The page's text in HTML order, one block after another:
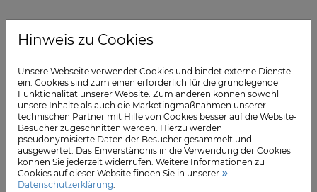
Auch die Patienten profitieren von der
Ausbildungsstation: Die Personalstärke in der
Pflegeeinheit ist durch die Auszubildenden und das
Stationspersonal nahezu verdoppelt. Die
Auszubildenden werden bei allen Tätigkeiten von
qualifizierten Mitarbeitenden begleitet, die jederzeit als
Ansprechpartner zur Verfügung stehen und auch
Aufgaben übernehmen, die examinierten
Pflegefachkräften vorbehalten sind, wie die
Hinweis zu Cookies
Unsere Webseite verwendet Cookies und bindet externe Dienste
ein. Cookies sind zum einen erforderlich für die grundlegende
Funktionalität unserer Website. Zum anderen können sowohl
unsere Inhalte als auch die Marketingmaßnahmen unserer
technischen Partner mit Hilfe von Cookies besser auf die Website-
Besucher zugeschnitten werden. Hierzu werden
pseudonymisierte Daten der Besucher gesammelt und
ausgewertet. Das Einverständnis in die Verwendung der Cookies
können Sie jederzeit widerrufen. Weitere Informationen zu
Cookies auf dieser Website finden Sie in unserer
Datenschutzerklärung